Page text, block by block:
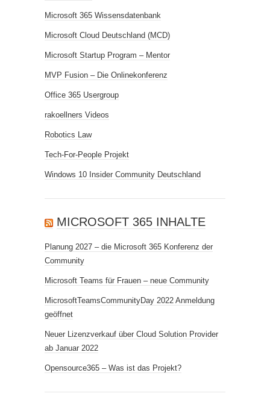
Microsoft 365 Wissensdatenbank
Microsoft Cloud Deutschland (MCD)
Microsoft Startup Program – Mentor
MVP Fusion – Die Onlinekonferenz
Office 365 Usergroup
rakoellners Videos
Robotics Law
Tech-For-People Projekt
Windows 10 Insider Community Deutschland
MICROSOFT 365 INHALTE
Planung 2027 – die Microsoft 365 Konferenz der
Community
Microsoft Teams für Frauen – neue Community
MicrosoftTeamsCommunityDay 2022 Anmeldung
geöffnet
Neuer Lizenzverkauf über Cloud Solution Provider
ab Januar 2022
Opensource365 – Was ist das Projekt?